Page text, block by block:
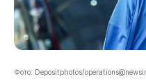
Фото: Depositphotos/